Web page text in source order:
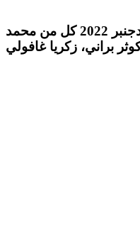
ويختتم المهرجان يوم الأحد 18 دجنبر 2022 كل من محمد